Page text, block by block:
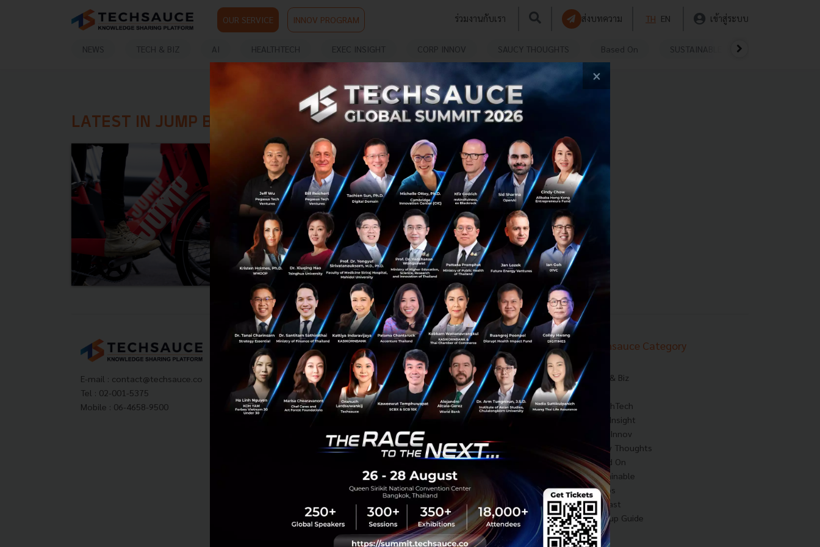
OUR SERVICE INNOV PROGRAM ร่วมงานกับเรา ส่งบทความ TH EN เข้าสู่ระบบ
NEWS TECH & BIZ AI HEALTHTECH EXEC INSIGHT CORP INNOV SAUCY THOUGHTS Based On SUSTAINABLE
LATEST IN JUMP BIKES
Uber ควบรวมกิจการ JUMP Bikes เชื่อมต่อบริการ
เรียกรถ-เช่าจักรยาน
ย้อนกลับไปเมื่อปี 2009 Uber ได้ถือกำเนิดขึ้นพร้อมกับการ
ทำให้เกิดข้อโต้แย้งด้านกฎข้อบังคับสำหรับรถยนต์รับจ้าง
สาธารณะ หลังจากนั้นเพียงหนึ่งปี Ryan Rzepecki ได้ก่อตั้ง
JUMP Bikes และเ...
พฤษภาคม 8, 2018| ByTechsauce Team
0
News Uber Jump bikes Acquisition
E-mail : contact@techsauce.co
Tel : 02-001-5375
Mobile : 06-4658-9500
Techsauce Media
About Techsauce
Techsauce Services
Privacy Policy
ส่งบทความ
Techsauce Global Summit
Trending Tags
Corporate Innovation
Digital Transformation
E-Commerce
Startup
Technology
Techsauce Category
News
Tech & Biz
HealthTech
Exec Insight
Corp Innov
Saucy Thoughts
Based On
Sustainable
Videos
Podcast
Startup Guide
×